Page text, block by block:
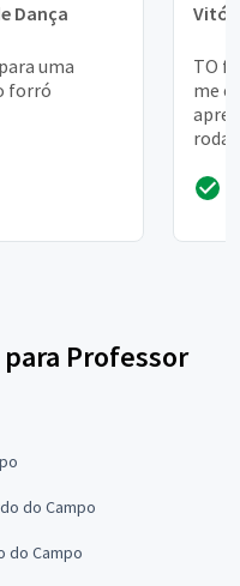
Dança
uma
forró
TO
me
roda
Professor
do Campo
do Campo